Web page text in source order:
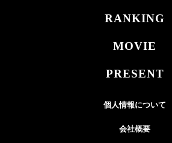
RANKING
MOVIE
PRESENT
個人情報について
会社概要